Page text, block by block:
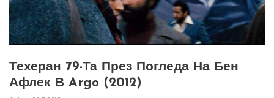
Техеран 79-Та През Погледа На Бен
Афлек В Argo (2012)